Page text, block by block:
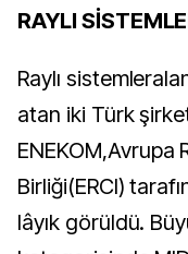
RAYLI
Raylı
atan iki Türk
ENEKOM,Avrupa
Birliği(ERCI)
lâyık görüldü.